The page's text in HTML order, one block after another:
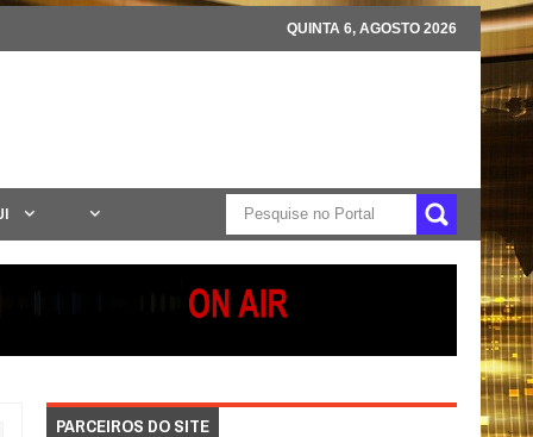
QUINTA 6, AGOSTO 2026
PARCEIROS DO SITE